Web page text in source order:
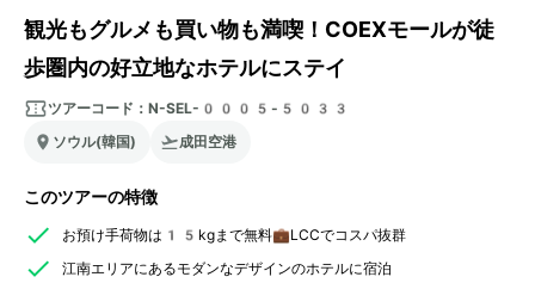
観光もグルメも買い物も満喫！COEXモールが徒
歩圏内の好立地なホテルにステイ
ツアーコード： N-SEL-0005-5033
ソウル(韓国)
成田空港
このツアーの特徴
お預け手荷物は15kgまで無料💼LCCでコスパ抜群
江南エリアにあるモダンなデザインのホテルに宿泊